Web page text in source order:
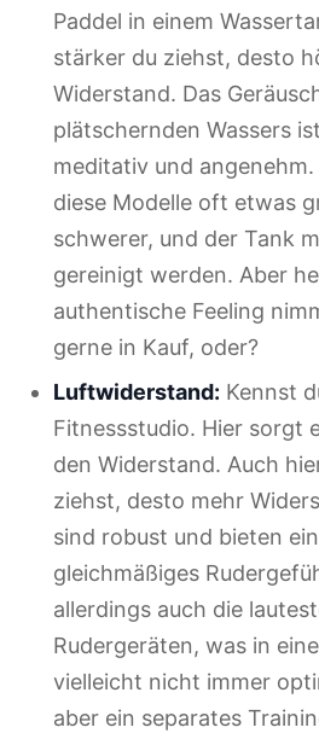
Paddel in einem
stärker du ziehst, desto
Widerstand. Das
plätschernden Wassers
meditativ und
diese Modelle oft etwas
schwerer, und der Tank
gereinigt werden. Aber
authentische Feeling
gerne in Kauf, oder?
Luftwiderstand: Kennst
Fitnessstudio. Hier sorgt
den Widerstand. Auch
ziehst, desto mehr
sind robust und bieten
gleichmäßiges
allerdings auch die
Rudergeräten, was in
vielleicht nicht immer
aber ein separates